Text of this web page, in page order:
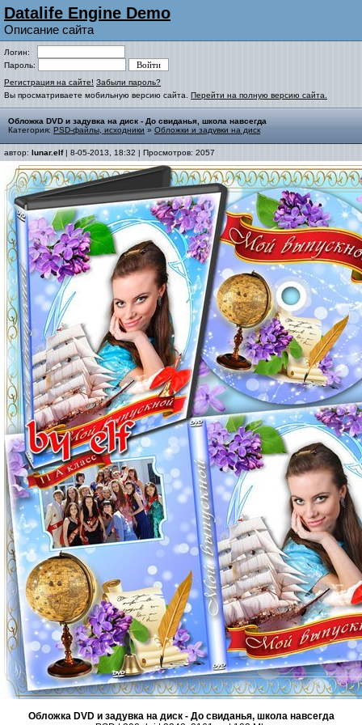
Datalife Engine Demo
Описание сайта
Логин:
Пароль:
Регистрация на сайте! Забыли пароль?
Вы просматриваете мобильную версию сайта. Перейти на полную версию сайта.
Обложка DVD и задувка на диск - До свиданья, школа навсегда
Категория: PSD-файлы, исходники » Обложки и задувки на диск
автор: lunar.elf| 8-05-2013, 18:32 | Просмотров: 2057
Обложка DVD и задувка на диск - До свиданья, школа навсегда